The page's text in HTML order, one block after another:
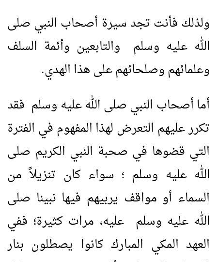
ولذلك فأنت تجد سيرة أصحاب النبي صلى
الله عليه وسلم والتابعين وأئمة السلف
وعلمائهم وصلحائهم على هذا الهدي.
أما أصحاب النبي صلى الله عليه وسلم فقد
تكرر عليهم التعرض لهذا المفهوم في الفترة
التي قضوها في صحبة النبي الكريم صلى
الله عليه وسلم ؛ سواء كان تنزيلاً من
السماء أو مواقف يربيهم فيها نبينا صلى
الله عليه وسلم عليه، مرات كثيرة؛ ففي
العهد المكي المبارك كانوا يصطلون بنار